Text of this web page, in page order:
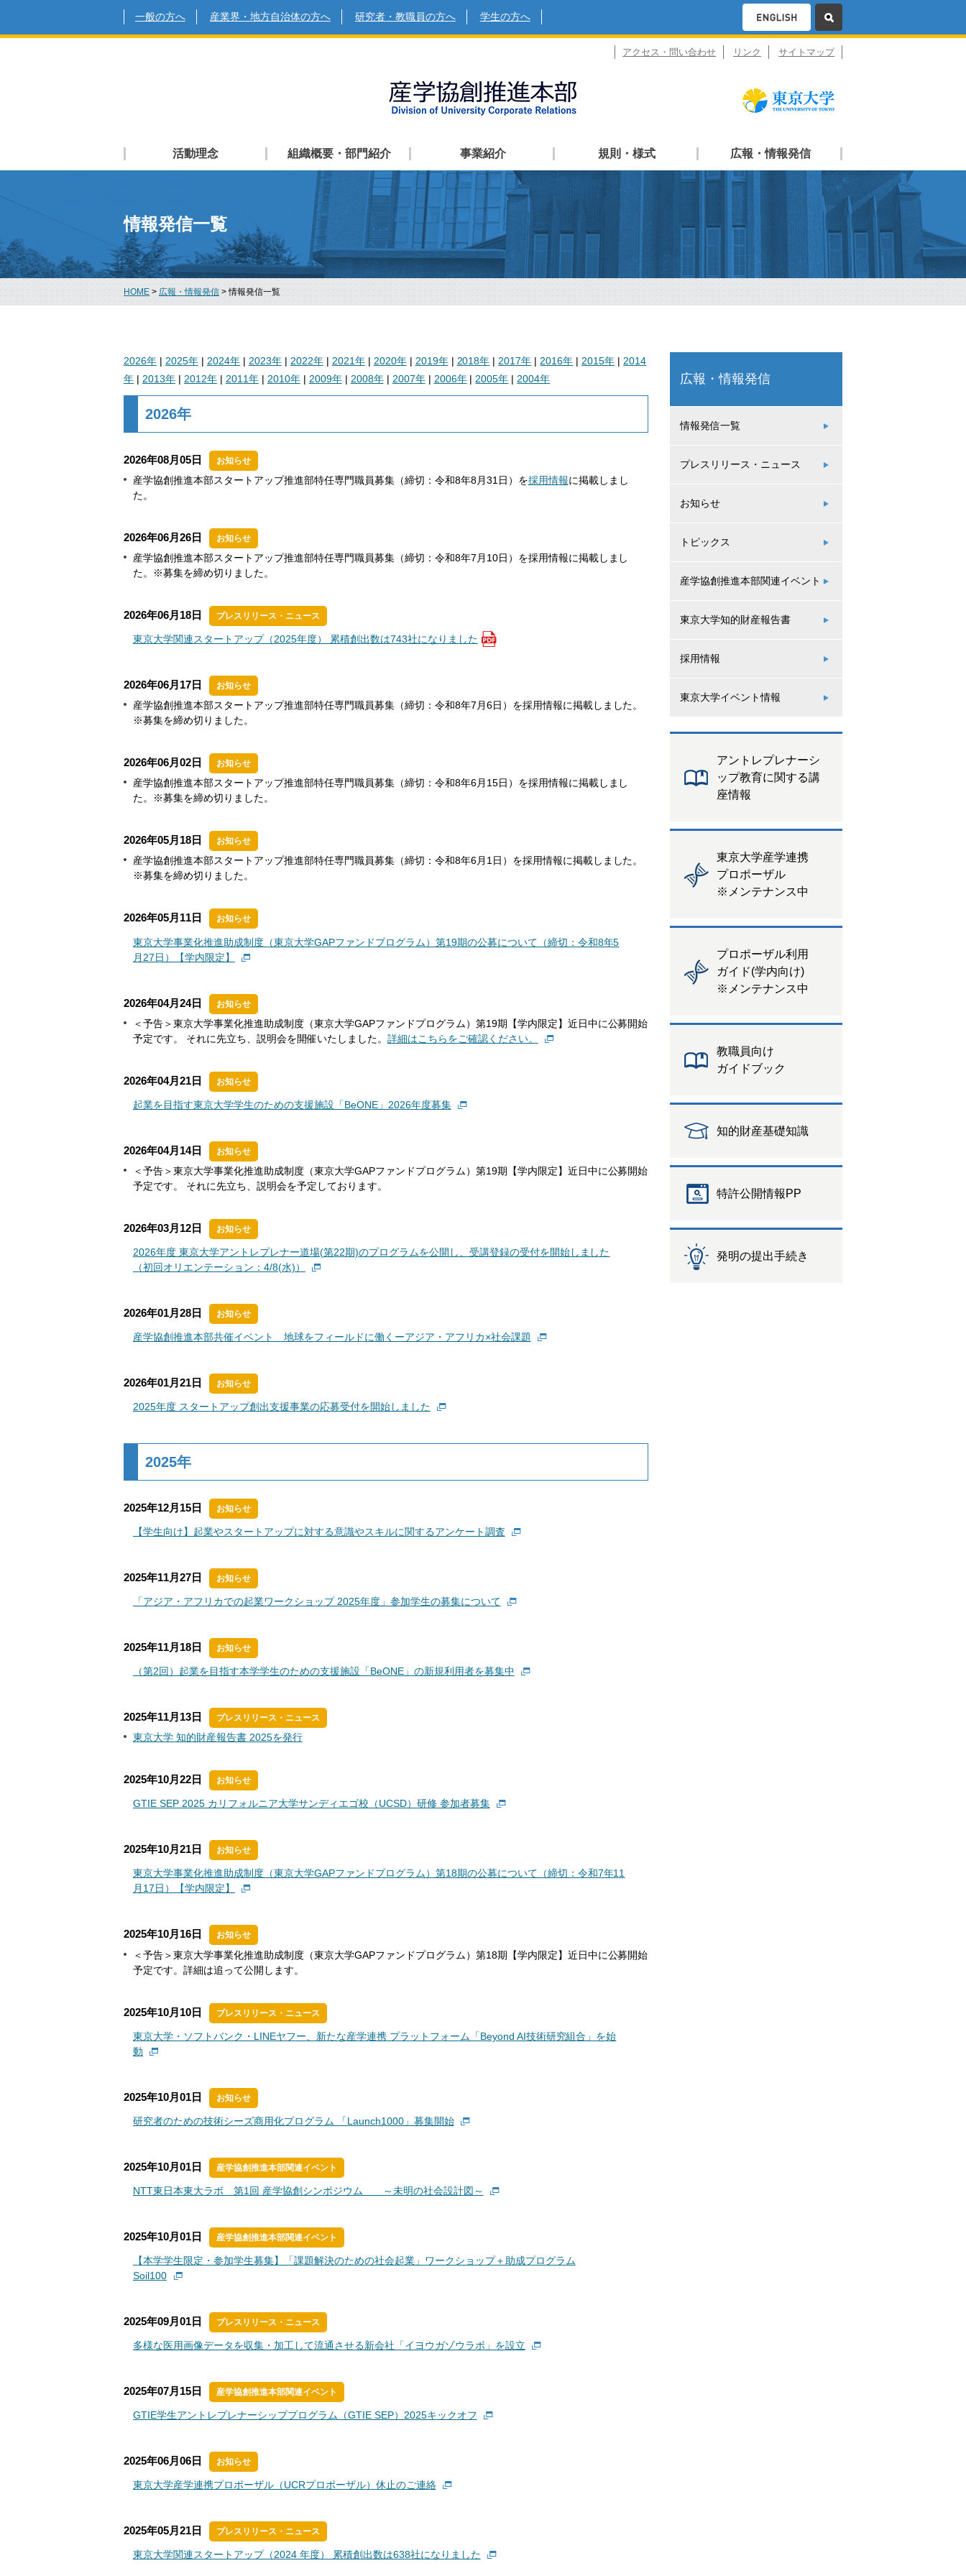
一般の方へ 産業界・地方自治体の方へ 研究者・教職員の方へ 学生の方へ
アクセス・問い合わせ リンク サイトマップ
活動理念 組織概要・部門紹介 事業紹介 規則・様式 広報・情報発信
情報発信一覧
HOME > 広報・情報発信 > 情報発信一覧
2026年| 2025年| 2024年| 2023年| 2022年| 2021年| 2020年| 2019年| 2018年 | 2017年 | 2016年 | 2015年 | 2014
年 | 2013年| 2012年| 2011年| 2010年| 2009年| 2008年| 2007年| 2006年| 2005年 | 2004年
2026年
2026年08月05日 お知らせ
産学協創推進本部スタートアップ推進部特任専門職員募集（締切：令和8年8月31日）を採用情報に掲載しまし
た。
2026年06月26日 お知らせ
産学協創推進本部スタートアップ推進部特任専門職員募集（締切：令和8年7月10日）を採用情報に掲載しまし
た。※募集を締め切りました。
2026年06月18日 プレスリリース・ニュース
東京大学関連スタートアップ（2025年度） 累積創出数は743社になりました
2026年06月17日 お知らせ
産学協創推進本部スタートアップ推進部特任専門職員募集（締切：令和8年7月6日）を採用情報に掲載しました。
※募集を締め切りました。
2026年06月02日 お知らせ
産学協創推進本部スタートアップ推進部特任専門職員募集（締切：令和8年6月15日）を採用情報に掲載しまし
た。※募集を締め切りました。
2026年05月18日 お知らせ
産学協創推進本部スタートアップ推進部特任専門職員募集（締切：令和8年6月1日）を採用情報に掲載しました。
※募集を締め切りました。
2026年05月11日 お知らせ
東京大学事業化推進助成制度（東京大学GAPファンドプログラム）第19期の公募について（締切：令和8年5
月27日）【学内限定】
2026年04月24日 お知らせ
＜予告＞東京大学事業化推進助成制度（東京大学GAPファンドプログラム）第19期【学内限定】近日中に公募開始
予定です。 それに先立ち、説明会を開催いたしました。 詳細はこちらをご確認ください。
2026年04月21日 お知らせ
起業を目指す東京大学学生のための支援施設「BeONE」2026年度募集
2026年04月14日 お知らせ
＜予告＞東京大学事業化推進助成制度（東京大学GAPファンドプログラム）第19期【学内限定】近日中に公募開始
予定です。 それに先立ち、説明会を予定しております。
2026年03月12日 お知らせ
2026年度 東京大学アントレプレナー道場(第22期)のプログラムを公開し、受講登録の受付を開始しました
（初回オリエンテーション：4/8(水)）
2026年01月28日 お知らせ
産学協創推進本部共催イベント 地球をフィールドに働くーアジア・アフリカ×社会課題
2026年01月21日 お知らせ
2025年度 スタートアップ創出支援事業の応募受付を開始しました
2025年
2025年12月15日 お知らせ
【学生向け】起業やスタートアップに対する意識やスキルに関するアンケート調査
2025年11月27日 お知らせ
「アジア・アフリカでの起業ワークショップ 2025年度」参加学生の募集について
2025年11月18日 お知らせ
（第2回）起業を目指す本学学生のための支援施設「BeONE」の新規利用者を募集中
2025年11月13日 プレスリリース・ニュース
東京大学 知的財産報告書 2025を発行
2025年10月22日 お知らせ
GTIE SEP 2025 カリフォルニア大学サンディエゴ校（UCSD）研修 参加者募集
2025年10月21日 お知らせ
東京大学事業化推進助成制度（東京大学GAPファンドプログラム）第18期の公募について（締切：令和7年11
月17日）【学内限定】
2025年10月16日 お知らせ
＜予告＞東京大学事業化推進助成制度（東京大学GAPファンドプログラム）第18期【学内限定】近日中に公募開始
予定です。詳細は追って公開します。
2025年10月10日 プレスリリース・ニュース
東京大学・ソフトバンク・LINEヤフー、新たな産学連携 プラットフォーム「Beyond AI技術研究組合」を始
動
2025年10月01日 お知らせ
研究者のための技術シーズ商用化プログラム 「Launch1000」募集開始
2025年10月01日 産学協創推進本部関連イベント
NTT東日本東大ラボ 第1回 産学協創シンポジウム ～未明の社会設計図～
2025年10月01日 産学協創推進本部関連イベント
【本学学生限定・参加学生募集】「課題解決のための社会起業」ワークショップ＋助成プログラム
Soil100
2025年09月01日 プレスリリース・ニュース
多様な医用画像データを収集・加工して流通させる新会社「イヨウガゾウラボ」を設立
2025年07月15日 産学協創推進本部関連イベント
GTIE学生アントレプレナーシッププログラム（GTIE SEP）2025キックオフ
2025年06月06日 お知らせ
東京大学産学連携プロポーザル（UCRプロポーザル）休止のご連絡
2025年05月21日 プレスリリース・ニュース
東京大学関連スタートアップ（2024 年度） 累積創出数は638社になりました
広報・情報発信
情報発信一覧
プレスリリース・ニュース
お知らせ
トピックス
産学協創推進本部関連イベント
東京大学知的財産報告書
採用情報
東京大学イベント情報
アントレプレナーシ
ップ教育に関する講
座情報
東京大学産学連携
プロポーザル
※メンテナンス中
プロポーザル利用
ガイド(学内向け)
※メンテナンス中
教職員向け
ガイドブック
知的財産基礎知識
特許公開情報PP
発明の提出手続き